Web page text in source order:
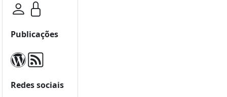
Publicações
Redes sociais